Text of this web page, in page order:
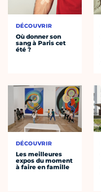
DÉCOUVRIR
Où donner son
sang à Paris cet
été ?
DÉCOUVRIR
Les meilleures
expos du moment
à faire en famille